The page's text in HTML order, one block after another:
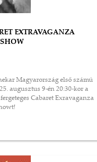
EXTRAVAGANZA
Magyarország első számú
augusztus 9-én 20:30-kor a
Cabaret Exravaganza